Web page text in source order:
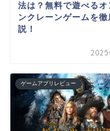
法は？無料で遊べるオ
ンクレーンゲームを徹
説！
2025
ゲームアプリレビュー